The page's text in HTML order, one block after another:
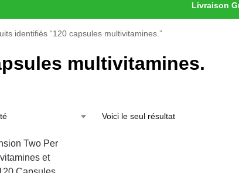
Livraison
identifiés “120 capsules multivitamines.”
multivitamines.
Voici le seul résultat